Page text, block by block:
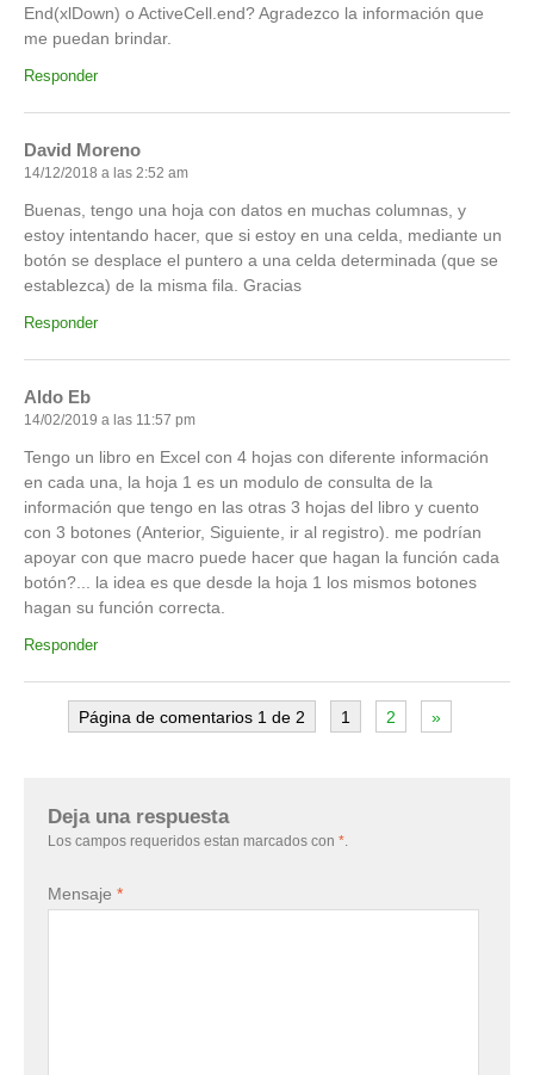
End(xlDown) o ActiveCell.end? Agradezco la información que
me puedan brindar.
Responder
David Moreno
14/12/2018 a las 2:52 am
Buenas, tengo una hoja con datos en muchas columnas, y
estoy intentando hacer, que si estoy en una celda, mediante un
botón se desplace el puntero a una celda determinada (que se
establezca) de la misma fila. Gracias
Responder
Aldo Eb
14/02/2019 a las 11:57 pm
Tengo un libro en Excel con 4 hojas con diferente información
en cada una, la hoja 1 es un modulo de consulta de la
información que tengo en las otras 3 hojas del libro y cuento
con 3 botones (Anterior, Siguiente, ir al registro). me podrían
apoyar con que macro puede hacer que hagan la función cada
botón?... la idea es que desde la hoja 1 los mismos botones
hagan su función correcta.
Responder
Página de comentarios 1 de 2 1 2 »
Deja una respuesta
Los campos requeridos estan marcados con *
Mensaje *